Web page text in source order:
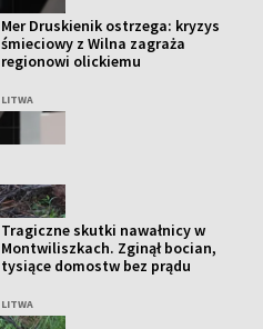
Mer Druskienik ostrzega: kryzys
śmieciowy z Wilna zagraża
regionowi olickiemu
LITWA
Tragiczne skutki nawałnicy w
Montwiliszkach. Zginął bocian,
tysiące domostw bez prądu
LITWA